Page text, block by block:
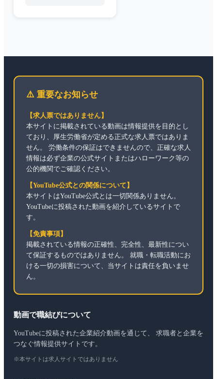
⚠️ 重要なお知らせ
【求人票ではありません】
本サイトに掲載されている動画は情報提供を目的とし
ており、厚生労働省が定める正式な求人票ではありま
せん。 労働条件の保証はできませんので、正確な求人
情報は必ず企業の公式サイトまたはハローワーク等の
公的機関でご確認ください。
【YouTube公式との関係について】
本サイトはYouTube公式とは一切関係ありません。
YouTubeに投稿された動画を紹介しているサイトで
す。
【免責事項】
掲載されている情報の正確性、完全性、最新性につい
て保証するものではありません。 就職・転職活動にお
ける一切の損害について、当サイトは責任を負いませ
ん。
動画で職結びについて
YouTubeに投稿された企業紹介動画を通じて、 求職者と企業を
つなぐ情報提供サイトです。
※本サイトは求人サイトではありません